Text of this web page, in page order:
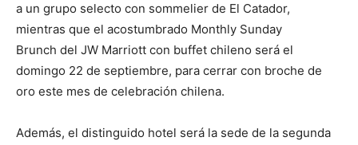
a un grupo selecto con sommelier de El Catador,
mientras que el acostumbrado Monthly Sunday
Brunch del JW Marriott con buffet chileno será el
domingo 22 de septiembre, para cerrar con broche de
oro este mes de celebración chilena.
Además, el distinguido hotel será la sede de la segunda